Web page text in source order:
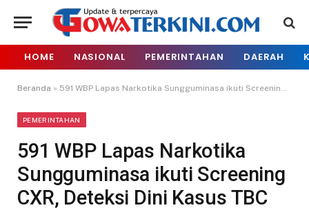
HOME NASIONAL PEMERINTAHAN DAERAH
Beranda » 591 WBP Lapas Narkotika Sungguminasa ikuti Screening CXR, Deteksi Dini Kasus TBC
PEMERINTAHAN
591 WBP Lapas Narkotika
Sungguminasa ikuti Screening
CXR, Deteksi Dini Kasus TBC